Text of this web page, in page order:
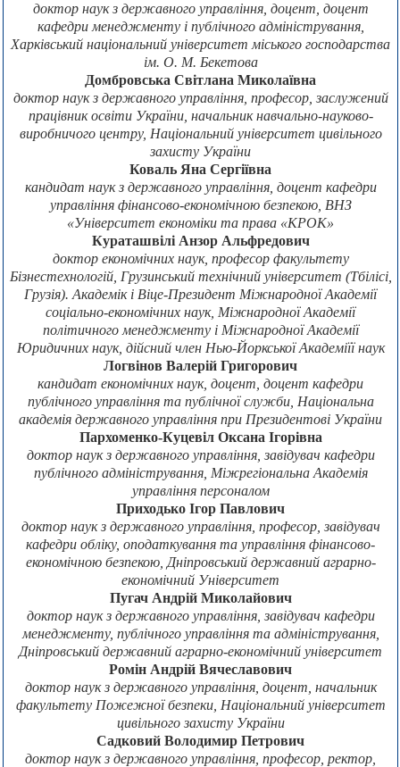
доктор наук з державного управління, доцент, доцент
кафедри менеджменту і публічного адміністрування,
Харківський національний університет міського господарства
ім. О. М. Бекетова
Домбровська Світлана Миколаївна
доктор наук з державного управління, професор, заслужений
працівник освіти України, начальник навчально-науково-
виробничого центру, Національний університет цивільного
захисту України
Коваль Яна Сергіївна
кандидат наук з державного управління, доцент кафедри
управління фінансово-економічною безпекою, ВНЗ
«Університет економіки та права «КРОК»
Кураташвілі Анзор Альфредович
доктор економічних наук, професор факультету
Бізнестехнологій, Грузинський технічний університет (Тбілісі,
Грузія). Академік і Віце-Президент Міжнародної Академії
соціально-економічних наук, Міжнародної Академії
політичного менеджменту і Міжнародної Академії
Юридичних наук, дійсний член Нью-Йоркської Академіїї наук
Логвінов Валерій Григорович
кандидат економічних наук, доцент, доцент кафедри
публічного управління та публічної служби, Національна
академія державного управління при Президентові України
Пархоменко-Куцевіл Оксана Ігорівна
доктор наук з державного управління, завідувач кафедри
публічного адміністрування, Міжрегіональна Академія
управління персоналом
Приходько Ігор Павлович
доктор наук з державного управління, професор, завідувач
кафедри обліку, оподаткування та управління фінансово-
економічною безпекою, Дніпровський державний аграрно-
економічний Університет
Пугач Андрій Миколайович
доктор наук з державного управління, завідувач кафедри
менеджменту, публічного управління та адміністрування,
Дніпровський державний аграрно-економічний університет
Ромін Андрій Вячеславович
доктор наук з державного управління, доцент, начальник
факультету Пожежної безпеки, Національний університет
цивільного захисту України
Садковий Володимир Петрович
доктор наук з державного управління, професор, ректор,